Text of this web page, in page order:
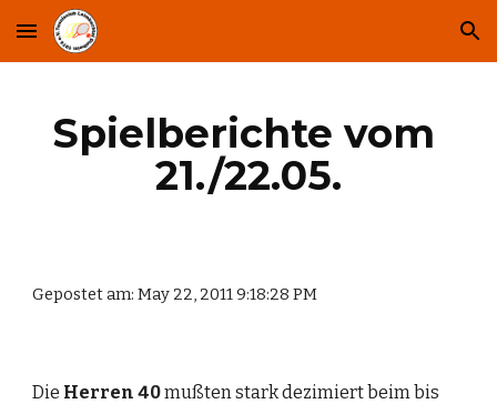
Skip to main content Skip to navigation
Spielberichte vom
21./22.05.
Gepostet am: May 22, 2011 9:18:28 PM
Die Herren 40 mußten stark dezimiert beim bis